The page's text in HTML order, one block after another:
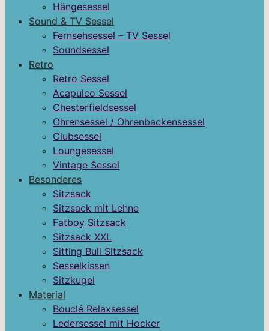
Hängesessel
Sound & TV Sessel
Fernsehsessel – TV Sessel
Soundsessel
Retro
Retro Sessel
Acapulco Sessel
Chesterfieldsessel
Ohrensessel / Ohrenbackensessel
Clubsessel
Loungesessel
Vintage Sessel
Besonderes
Sitzsack
Sitzsack mit Lehne
Fatboy Sitzsack
Sitzsack XXL
Sitting Bull Sitzsack
Sesselkissen
Sitzkugel
Material
Bouclé Relaxsessel
Ledersessel mit Hocker